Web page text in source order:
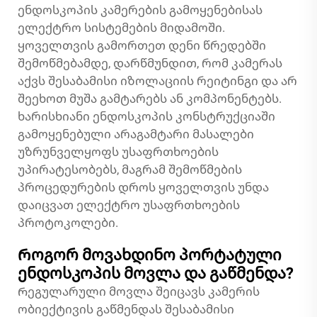
ენდოსკოპის კამერების გამოყენებისას
ელექტრო სისტემების მიდამოში.
ყოველთვის გამორთეთ დენი წრედებში
შემოწმებამდე, დარწმუნდით, რომ კამერას
აქვს შესაბამისი იზოლაციის რეიტინგი და არ
შეეხოთ მუშა გამტარებს ან კომპონენტებს.
ხარისხიანი ენდოსკოპის კონსტრუქციაში
გამოყენებული არაგამტარი მასალები
უზრუნველყოფს უსაფრთხოების
უპირატესობებს, მაგრამ შემოწმების
პროცედურების დროს ყოველთვის უნდა
დაიცვათ ელექტრო უსაფრთხოების
პროტოკოლები.
Როგორ მოვახდინო პორტატული
ენდოსკოპის მოვლა და გაწმენდა?
Რეგულარული მოვლა შეიცავს კამერის
ობიექტივის გაწმენდას შესაბამისი